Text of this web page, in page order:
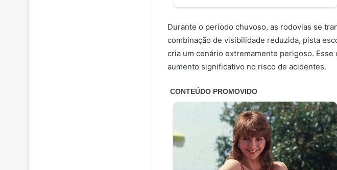
Durante o período chuvoso, as rodovias se
combinação de visibilidade reduzida, pista
cria um cenário extremamente perigoso.
aumento significativo no risco de acidentes.